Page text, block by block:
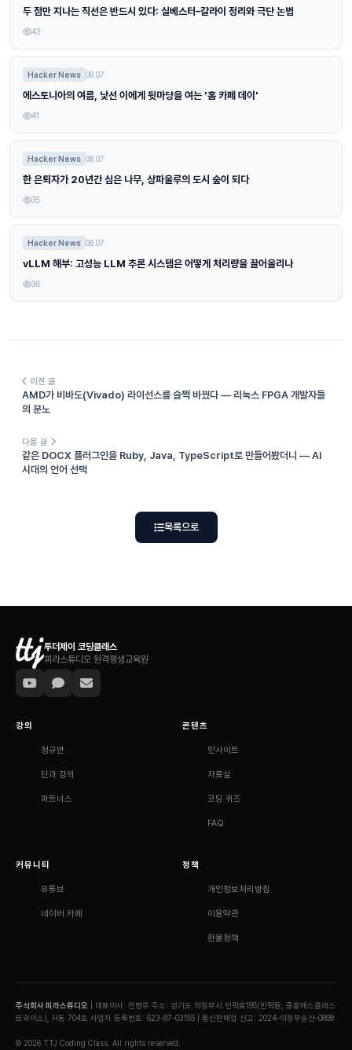
두 점만 지나는 직선은 반드시 있다: 실베스터–갈라이 정리와 극단 논법
43
Hacker News 08.07
에스토니아의 여름, 낯선 이에게 뒷마당을 여는 '홈 카페 데이'
41
Hacker News 08.07
한 은퇴자가 20년간 심은 나무, 상파울루의 도시 숲이 되다
35
Hacker News 08.07
vLLM 해부: 고성능 LLM 추론 시스템은 어떻게 처리량을 끌어올리나
36
이전 글
AMD가 비바도(Vivado) 라이선스를 슬쩍 바꿨다 — 리눅스 FPGA 개발자들
의 분노
다음 글
같은 DOCX 플러그인을 Ruby, Java, TypeScript로 만들어봤더니 — AI
시대의 언어 선택
목록으로
투더제이 코딩클래스
피라스튜디오 원격평생교육원
강의
정규반
단과 강의
파트너스
콘텐츠
인사이트
자료실
코딩 퀴즈
FAQ
커뮤니티
유튜브
네이버 카페
정책
개인정보처리방침
이용약관
환불정책
주식회사 피라스튜디오 | 대표이사: 전병우 주소: 경기도 의정부시 민락로195(민락동, 중흥에스클래스
트와이스), H동 704호 사업자 등록번호: 623-87-03155 | 통신판매업 신고: 2024-의정부송산-0898
© 2026 TTJ Coding Class. All rights reserved.